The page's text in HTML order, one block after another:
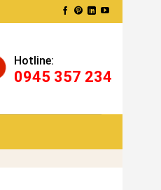
Hotline:
0945 357 234